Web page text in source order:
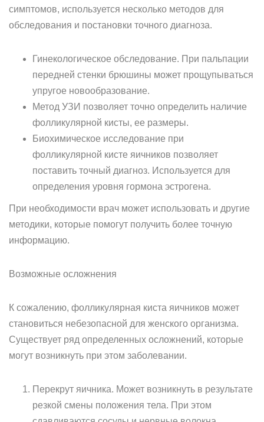
симптомов, используется несколько методов для
обследования и постановки точного диагноза.
Гинекологическое обследование. При пальпации
передней стенки брюшины может прощупываться
упругое новообразование.
Метод УЗИ позволяет точно определить наличие
фолликулярной кисты, ее размеры.
Биохимическое исследование при
фолликулярной кисте яичников позволяет
поставить точный диагноз. Используется для
определения уровня гормона эстрогена.
При необходимости врач может использовать и другие
методики, которые помогут получить более точную
информацию.
Возможные осложнения
К сожалению, фолликулярная киста яичников может
становиться небезопасной для женского организма.
Существует ряд определенных осложнений, которые
могут возникнуть при этом заболевании.
Перекрут яичника. Может возникнуть в результате
резкой смены положения тела. При этом